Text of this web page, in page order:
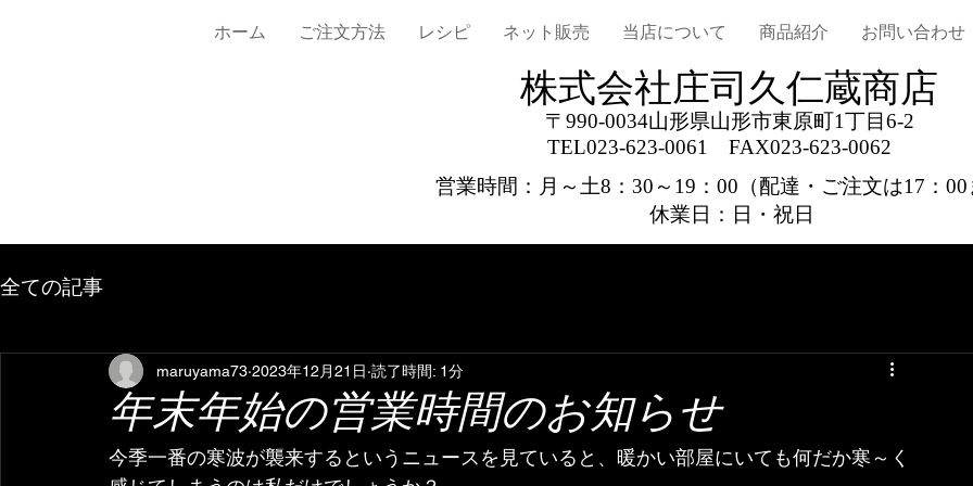
ホーム ご注文方法 レシピ ネット販売 当店について 商品紹介 お問い合わせ
株式会社庄司久仁蔵商店
〒990-0034山形県山形市東原町1丁目6-2
TEL023-623-0061 FAX023-623-0062
営業時間：月～土8：30～19：00 （配達・ご注文は17：00
休業日：日・祝日
全ての記事
年末年始の営業時間のお知らせ
maruyama73 2023年12月21日 読了時間: 1分
今季一番の寒波が襲来するというニュースを見ていると、暖かい部屋にいても何だか寒～く